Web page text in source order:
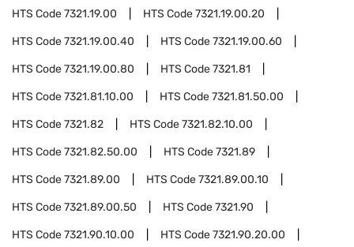
HTS Code7321.19.00 HTS Code7321.19.00.20
HTS Code7321.19.00.40 HTS Code7321.19.00.60
HTS Code7321.19.00.80 HTS Code7321.81
HTS Code7321.81.10.00 HTS Code7321.81.50.00
HTS Code7321.82 HTS Code7321.82.10.00
HTS Code7321.82.50.00 HTS Code7321.89
HTS Code7321.89.00 HTS Code7321.89.00.10
HTS Code7321.89.00.50 HTS Code7321.90
HTS Code7321.90.10.00 HTS Code7321.90.20.00